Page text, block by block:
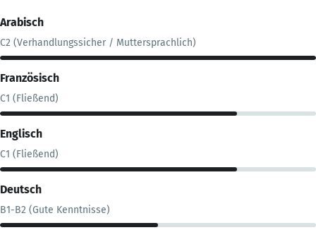
Arabisch
C2 (Verhandlungssicher / Muttersprachlich)
Französisch
C1 (Fließend)
Englisch
C1 (Fließend)
Deutsch
B1-B2 (Gute Kenntnisse)